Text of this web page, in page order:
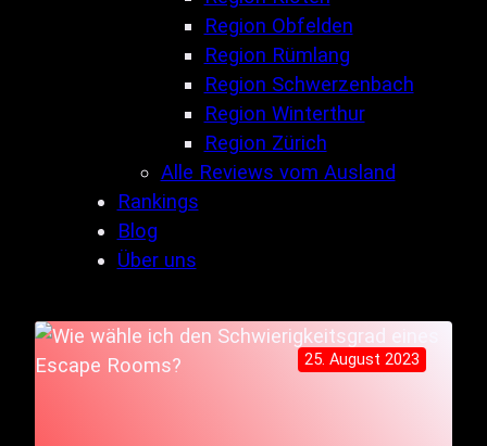
Region Obfelden
Region Rümlang
Region Schwerzenbach
Region Winterthur
Region Zürich
Alle Reviews vom Ausland
Rankings
Blog
Über uns
25. August 2023